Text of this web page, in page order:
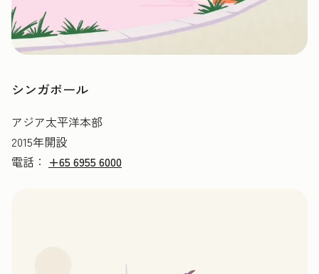
シンガポール
アジア太平洋本部
2015年開設
電話： +65 6955 6000